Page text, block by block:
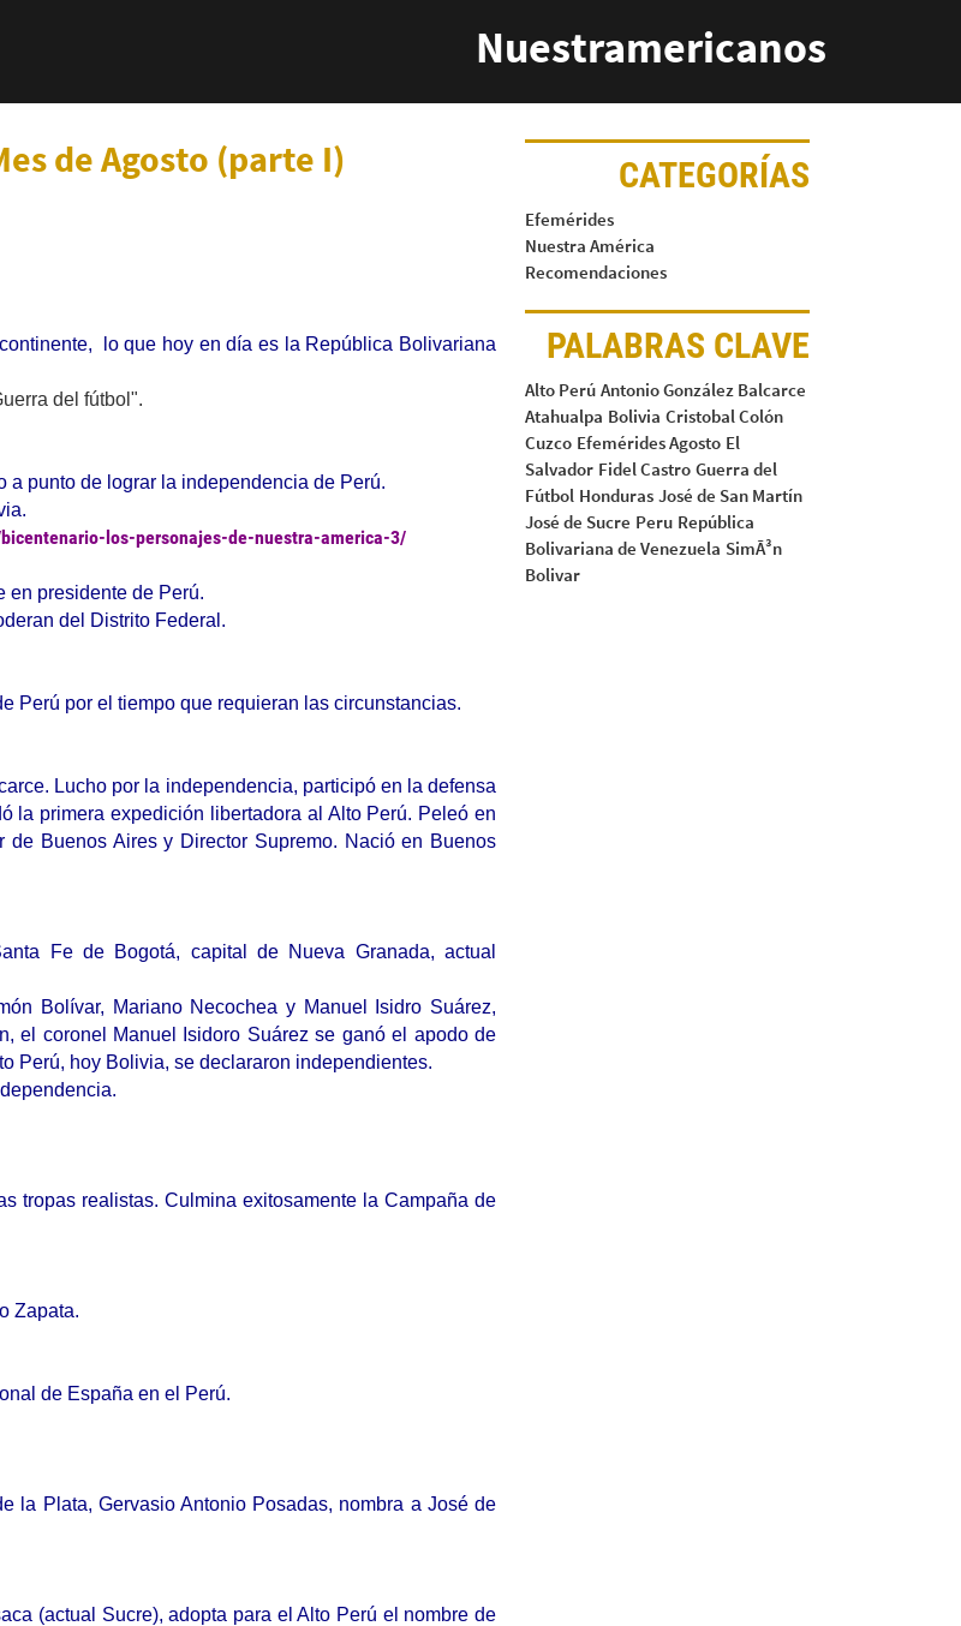
Nuestramericanos
de Agosto (parte I)
lo que hoy en día es la República Bolivariana
del fútbol".
punto de lograr la independencia de Perú.
los-personajes-de-nuestra-america-3/
en presidente de Perú.
del Distrito Federal.
Perú por el tiempo que requieran las circunstancias.
Lucho por la independencia, participó en la defensa
la primera expedición libertadora al Alto Perú. Peleó en
Buenos Aires y Director Supremo. Nació en Buenos
Fe de Bogotá, capital de Nueva Granada, actual
Bolívar, Mariano Necochea y Manuel Isidro Suárez,
el coronel Manuel Isidoro Suárez se ganó el apodo de
Perú, hoy Bolivia, se declararon independientes.
tropas realistas. Culmina exitosamente la Campaña de
Zapata.
de España en el Perú.
la Plata, Gervasio Antonio Posadas, nombra a José de
(actual Sucre), adopta para el Alto Perú el nombre de
CATEGORÍAS
Efemérides
Nuestra América
Recomendaciones
PALABRAS CLAVE
Alto Perú Antonio González Balcarce
Atahualpa Bolivia Cristobal Colón
Cuzco Efemérides Agosto El
Salvador Fidel Castro Guerra del
Fútbol Honduras José de San Martín
José de Sucre Peru República
Bolivariana de Venezuela SimÃ³n
Bolivar